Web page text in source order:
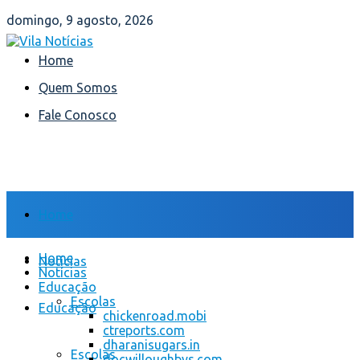
domingo, 9 agosto, 2026
Home
Quem Somos
Fale Conosco
Home
Notícias
Educação
Escolas
Home
Notícias
Educação
Escolas
chickenroad.mobi
ctreports.com
dharanisugars.in